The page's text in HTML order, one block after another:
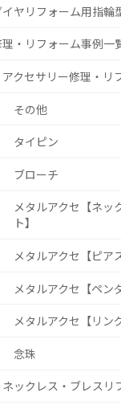
イヤリフォーム用指輪
理・リフォーム事例一
アクセサリー修理・リ
その他
タイピン
ブローチ
メタルアクセ【ネッ
ト】
メタルアクセ【ピア
メタルアクセ【ペン
メタルアクセ【リン
念珠
ネックレス・ブレスリ